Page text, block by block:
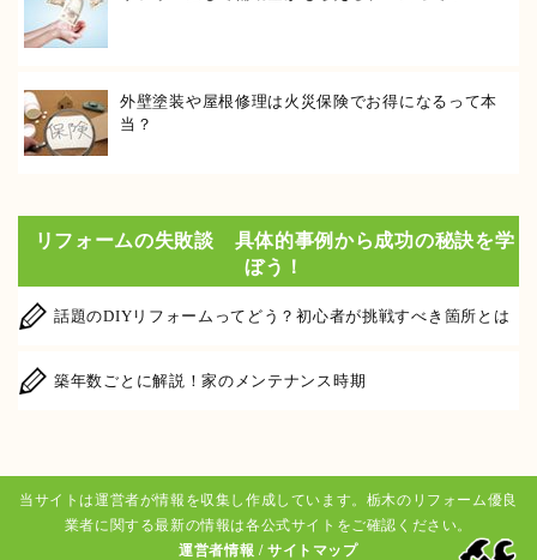
外壁塗装や屋根修理は火災保険でお得になるって本
当？
リフォームの失敗談 具体的事例から成功の秘訣を学
ぼう！
話題のDIYリフォームってどう？初心者が挑戦すべき箇所とは
築年数ごとに解説！家のメンテナンス時期
当サイトは運営者が情報を収集し作成しています。栃木のリフォーム優良
業者に関する最新の情報は各公式サイトをご確認ください。
運営者情報 /サイトマップ